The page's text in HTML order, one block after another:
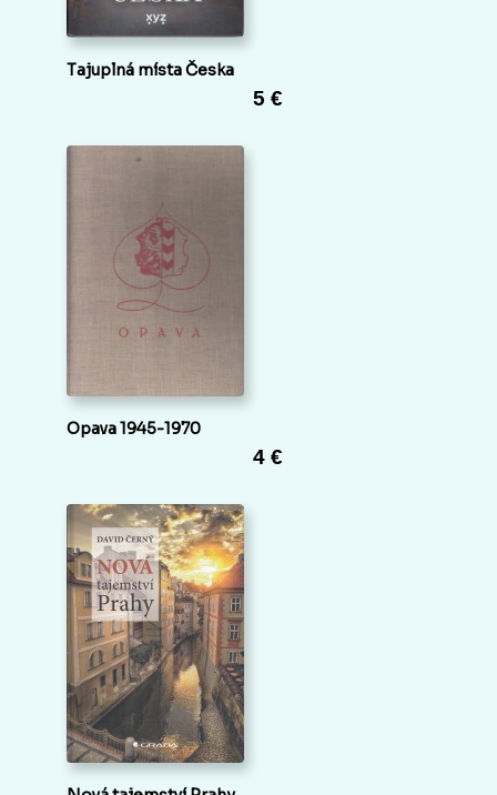
Tajuplná místa Česka
5 €
Opava 1945-1970
4 €